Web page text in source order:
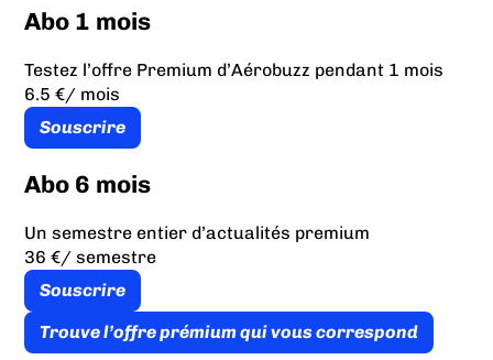
Abo 1 mois
Testez l’offre Premium d’Aérobuzz pendant 1 mois
6.5 €/ mois
Souscrire
Abo 6 mois
Un semestre entier d’actualités premium
36 €/ semestre
Souscrire
Trouve l’offre prémium qui vous correspond